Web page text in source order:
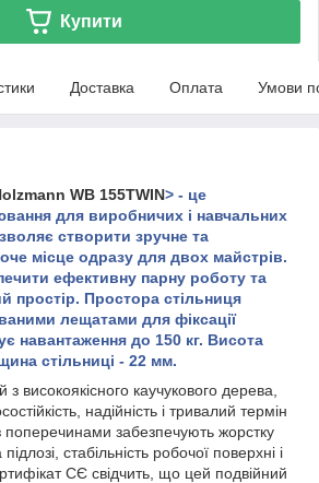
Купити
Доставка Оплата Умови
WB 155TWIN> - це
для виробничих і навчальних
створити зручне та
місце одразу для двох майстрів.
ефективну парну роботу та
простір. Простора стільниця
лещатами для фіксації
навантаження до 150 кг. Висота
стільниці - 22 мм.
з високоякісного каучукового дерева,
надійність і тривалий термін
поперечинами забезпечують жорстку
стабільність робочої поверхні і
СЄ свідчить, що цей подвійний